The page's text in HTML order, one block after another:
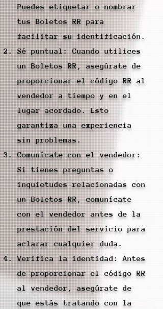
Puedes etiquetar o nombrar
tus Boletos RR para
facilitar su identificación.
Sé puntual: Cuando utilices
un Boletos RR, asegúrate de
proporcionar el código RR al
vendedor a tiempo y en el
lugar acordado. Esto
garantiza una experiencia
sin problemas.
Comunícate con el vendedor:
Si tienes preguntas o
inquietudes relacionadas con
un Boletos RR, comunícate
con el vendedor antes de la
prestación del servicio para
aclarar cualquier duda.
Verifica la identidad: Antes
de proporcionar el código RR
al vendedor, asegúrate de
que estás tratando con la